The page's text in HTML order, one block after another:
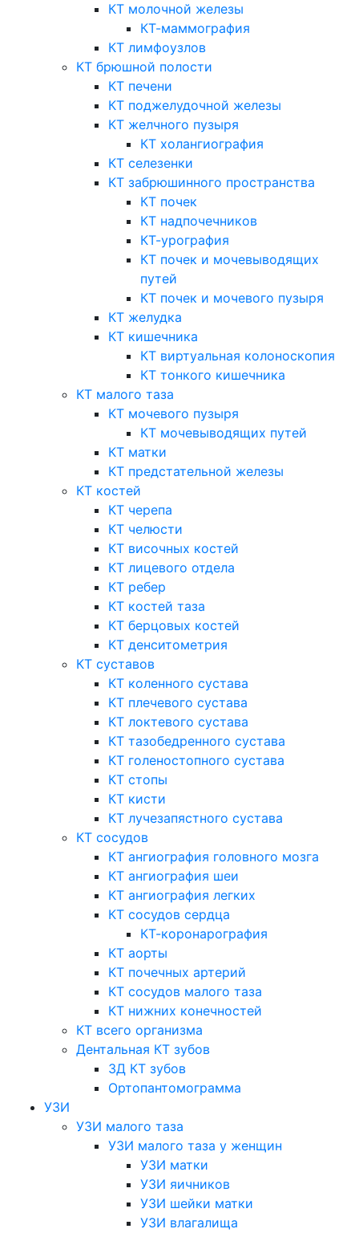
КТ молочной железы
КТ-маммография
КТ лимфоузлов
КТ брюшной полости
КТ печени
КТ поджелудочной железы
КТ желчного пузыря
КТ холангиография
КТ селезенки
КТ забрюшинного пространства
КТ почек
КТ надпочечников
КТ-урография
КТ почек и мочевыводящих
путей
КТ почек и мочевого пузыря
КТ желудка
КТ кишечника
КТ виртуальная колоноскопия
КТ тонкого кишечника
КТ малого таза
КТ мочевого пузыря
КТ мочевыводящих путей
КТ матки
КТ предстательной железы
КТ костей
КТ черепа
КТ челюсти
КТ височных костей
КТ лицевого отдела
КТ ребер
КТ костей таза
КТ берцовых костей
КТ денситометрия
КТ суставов
КТ коленного сустава
КТ плечевого сустава
КТ локтевого сустава
КТ тазобедренного сустава
КТ голеностопного сустава
КТ стопы
КТ кисти
КТ лучезапястного сустава
КТ сосудов
КТ ангиография головного мозга
КТ ангиография шеи
КТ ангиография легких
КТ сосудов сердца
КТ-коронарография
КТ аорты
КТ почечных артерий
КТ сосудов малого таза
КТ нижних конечностей
КТ всего организма
Дентальная КТ зубов
3Д КТ зубов
Ортопантомограмма
УЗИ
УЗИ малого таза
УЗИ малого таза у женщин
УЗИ матки
УЗИ яичников
УЗИ шейки матки
УЗИ влагалища